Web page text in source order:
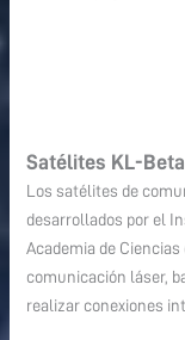
Satélites KL-Beta
Los satélites de
desarrollados por el
Academia de
comunicación láser,
realizar conexiones